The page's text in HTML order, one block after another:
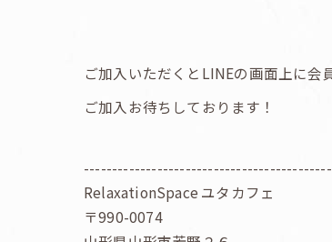
ご加入いただくとLINEの画面上に会
ご加入お待ちしております！
RelaxationSpace ユタカフェ
〒990-0074